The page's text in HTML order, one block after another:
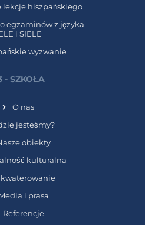
lekcje hiszpańskiego
egzaminów z języka
i SIELE
wyzwanie
- SZKOŁA
O nas
jesteśmy?
obiekty
kulturalna
i prasa
Referencje